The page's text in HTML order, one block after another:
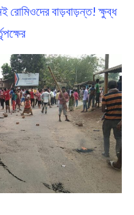
রোমিওদের বাড়বাড়ন্ত! ক্ষুব্ধ